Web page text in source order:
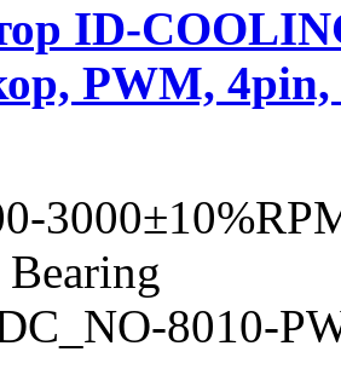
ID-
PWM,
8010-